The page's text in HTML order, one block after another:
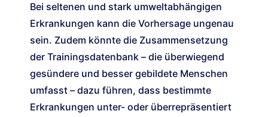
Bei seltenen und stark umweltabhängigen
Erkrankungen kann die Vorhersage ungenau
sein. Zudem könnte die Zusammensetzung
der Trainingsdatenbank – die überwiegend
gesündere und besser gebildete Menschen
umfasst – dazu führen, dass bestimmte
Erkrankungen unter- oder überrepräsentiert